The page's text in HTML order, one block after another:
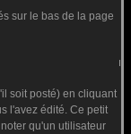
sur le bas de la page
soit posté) en cliquant
l'avez édité. Ce petit
qu'un utilisateur